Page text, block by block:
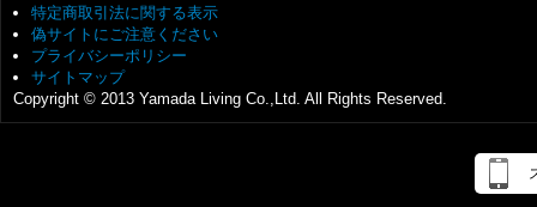
特定商取引法に関する表示
偽サイトにご注意ください
プライバシーポリシー
サイトマップ
Copyright © 2013 Yamada Living Co.,Ltd. All Rights Reserved.